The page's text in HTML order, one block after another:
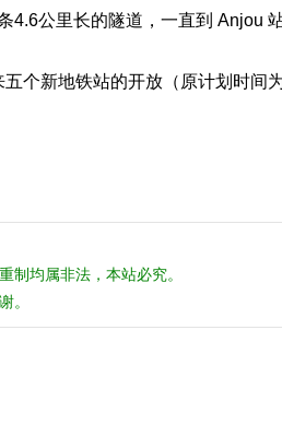
4.6公里长的隧道，一直到 Anjou 站
个新地铁站的开放（原计划时间
制均属非法，本站必究。
。